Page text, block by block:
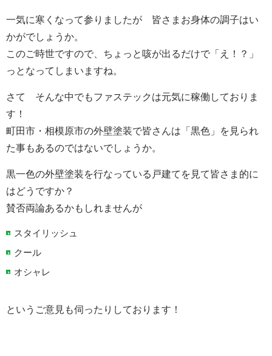
一気に寒くなって参りましたが 皆さまお身体の調子はい
かがでしょうか。
このご時世ですので、ちょっと咳が出るだけで「え！？」
っとなってしまいますね。
さて そんな中でもファステックは元気に稼働しておりま
す！
町田市・相模原市の外壁塗装で皆さんは「黒色」を見られ
た事もあるのではないでしょうか。
黒一色の外壁塗装を行なっている戸建てを見て皆さま的に
はどうですか？
賛否両論あるかもしれませんが
スタイリッシュ
クール
オシャレ
というご意見も伺ったりしております！